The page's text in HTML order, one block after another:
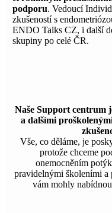
podporu. Vedoucí
zkušeností s
ENDO Talks CZ, i další
skupiny po celé ČR.
Naše Support centrum
a dalšími
Vše, co děláme, je
protože chceme
onemocněním
pravidelnými školeními a
vám mohly